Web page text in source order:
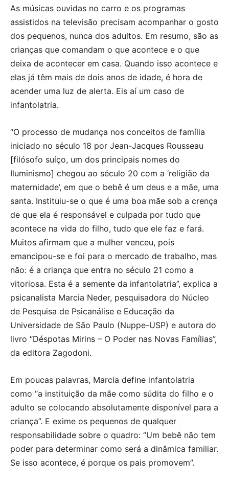
As músicas ouvidas no carro e os programas
assistidos na televisão precisam acompanhar o gosto
dos pequenos, nunca dos adultos. Em resumo, são as
crianças que comandam o que acontece e o que
deixa de acontecer em casa. Quando isso acontece e
elas já têm mais de dois anos de idade, é hora de
acender uma luz de alerta. Eis aí um caso de
infantolatria.
“O processo de mudança nos conceitos de família
iniciado no século 18 por Jean-Jacques Rousseau
[filósofo suíço, um dos principais nomes do
Iluminismo] chegou ao século 20 com a ‘religião da
maternidade’, em que o bebê é um deus e a mãe, uma
santa. Instituiu-se o que é uma boa mãe sob a crença
de que ela é responsável e culpada por tudo que
acontece na vida do filho, tudo que ele faz e fará.
Muitos afirmam que a mulher venceu, pois
emancipou-se e foi para o mercado de trabalho, mas
não: é a criança que entra no século 21 como a
vitoriosa. Esta é a semente da infantolatria”, explica a
psicanalista Marcia Neder, pesquisadora do Núcleo
de Pesquisa de Psicanálise e Educação da
Universidade de São Paulo (Nuppe-USP) e autora do
livro “Déspotas Mirins – O Poder nas Novas Famílias”,
da editora Zagodoni.
Em poucas palavras, Marcia define infantolatria
como “a instituição da mãe como súdita do filho e o
adulto se colocando absolutamente disponível para a
criança”. E exime os pequenos de qualquer
responsabilidade sobre o quadro: “Um bebê não tem
poder para determinar como será a dinâmica familiar.
Se isso acontece, é porque os pais promovem”.